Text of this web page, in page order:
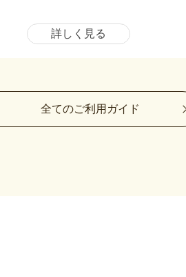
詳しく見る
全てのご利用ガイド